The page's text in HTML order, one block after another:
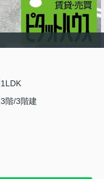
1LDK
3階/3階建